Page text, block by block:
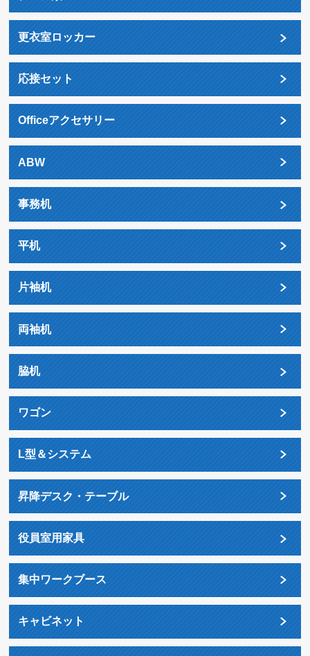
更衣室ロッカー
応接セット
Officeアクセサリー
ABW
事務机
平机
片袖机
両袖机
脇机
ワゴン
L型＆システム
昇降デスク・テーブル
役員室用家具
集中ワークブース
キャビネット